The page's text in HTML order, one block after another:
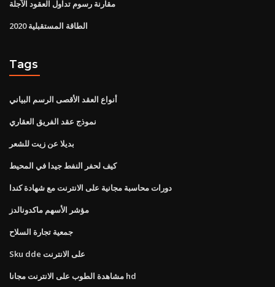
مقارنة رسوم تداول العقود الآجلة
الطاقة المستقبلية 2020
Tags
أنواع العقد الأقصى الرسم البياني
نموذج عقد الفريق العقاري
بديلا عن زيت للشعر
كيف لحفر النفط جيدا في المحيط
دورات محاسبة مجانية على الانترنت مع شهادة كندا
مؤشر الأسهم ماكدونالدز
جمعية تجارة السلاح
Sku dde على الانترنت
مشاهدة الطوب على الانترنت مجانا hd